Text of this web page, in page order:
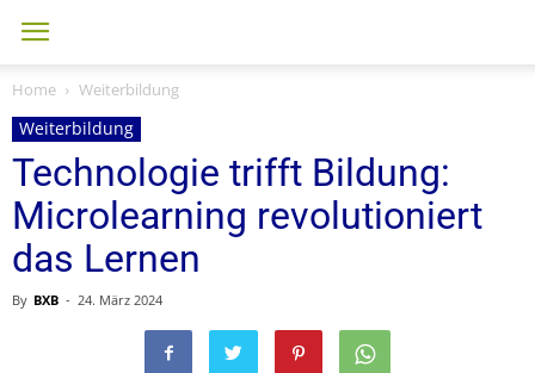
Home Weiterbildung
Weiterbildung
Technologie trifft Bildung:
Microlearning revolutioniert
das Lernen
By BXB - 24. März 2024